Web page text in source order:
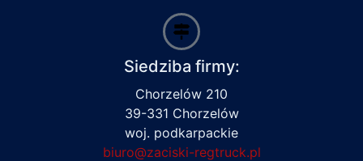
Siedziba firmy:
Chorzelów 210
39-331 Chorzelów
woj. podkarpackie
biuro@zaciski-regtruck.pl